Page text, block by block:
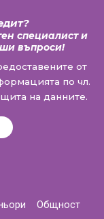
специалист и
въпроси!
от
по чл.
на данните.
Общност